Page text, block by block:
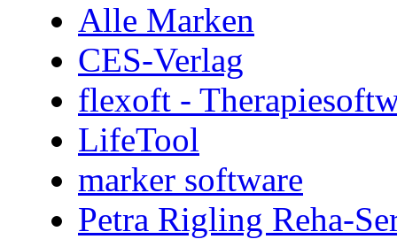
Alle Marken
CES-Verlag
flexoft -
LifeTool
marker software
Petra Rigling Reha-